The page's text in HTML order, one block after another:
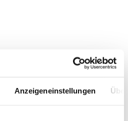
Anzeigeneinstellungen